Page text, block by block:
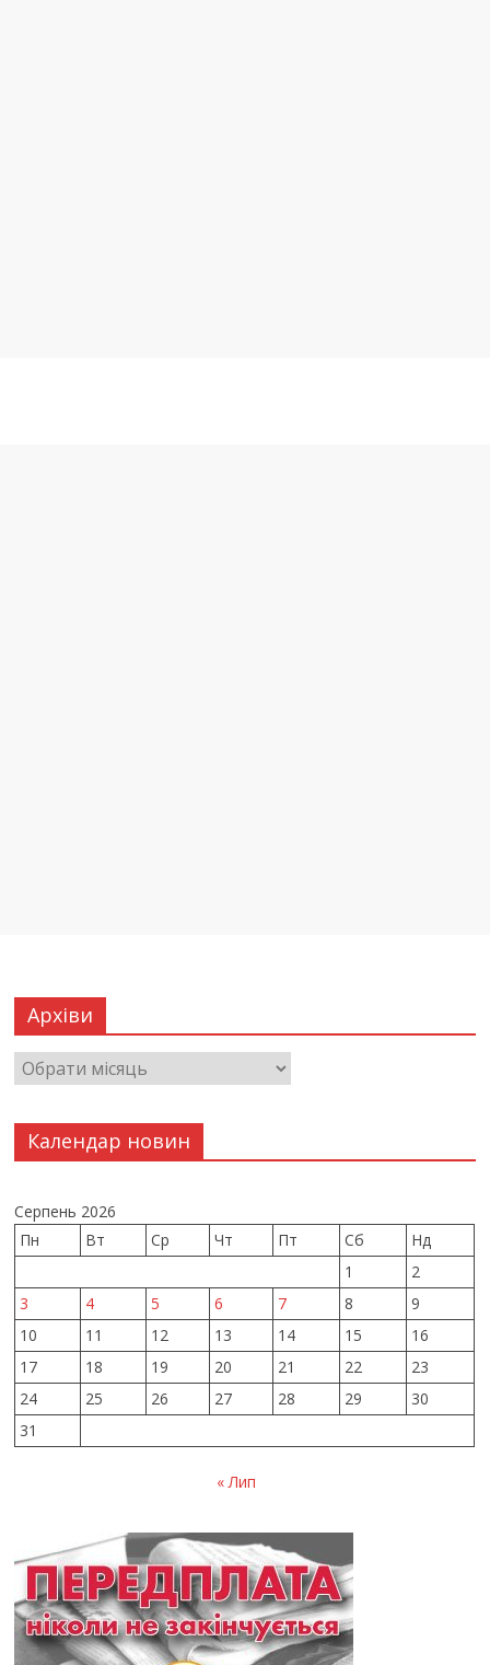
Архіви
Календар новин
Серпень 2026
Пн
Вт Ср Чт Пт Сб
Нд
1
2
3
4 5 6 7 8
9
10
11 12 13 14 15
16
17
18 19 20 21 22
23
24
25 26 27 28 29
30
31
« Лип